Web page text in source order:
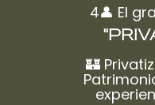
4👤 El
🏰